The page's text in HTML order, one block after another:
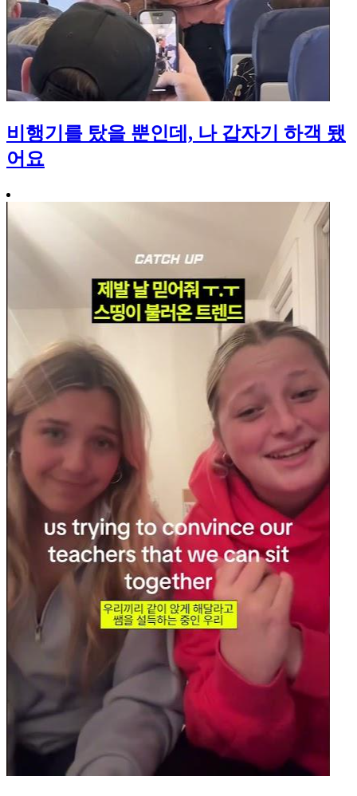
비행기를 탔을 뿐인데, 나 갑자기 하객 됐
어요